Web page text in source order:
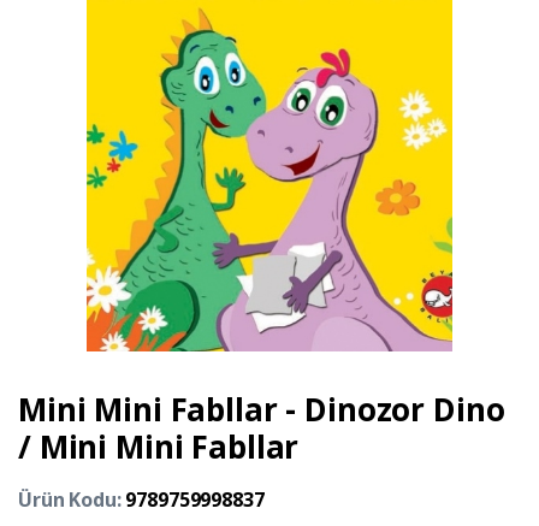
Mini Mini Fabllar - Dinozor Dino
/ Mini Mini Fabllar
Ürün Kodu:9789759998837